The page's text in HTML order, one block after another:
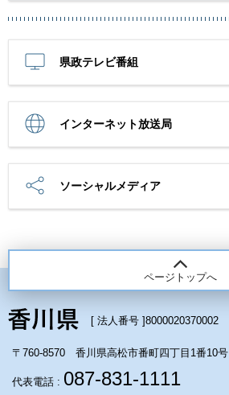
県政テレビ番組
インターネット放送局
ソーシャルメディア
ページトップへ
[ 法人番号 ]8000020370002
〒760-8570 香川県高松市番町四丁目1番10号
代表電話 : 087-831-1111